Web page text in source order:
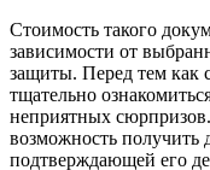
Стоимость такого
зависимости от
защиты. Перед тем как
тщательно
неприятных
возможность
подтверждающей его